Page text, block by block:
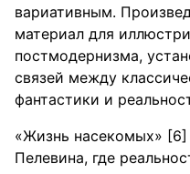
вариативным.
материал для
постмодернизма,
связей между
фантастики и
«Жизнь насекомых»
Пелевина, где